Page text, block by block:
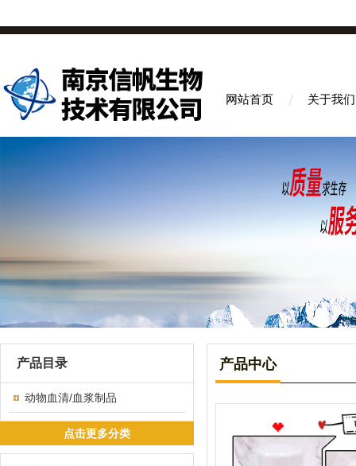
网站首页 关于我们
产品目录
动物血清/血浆制品
点击更多分类
产品中心